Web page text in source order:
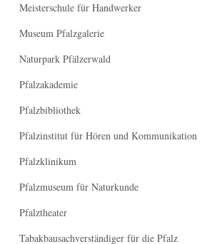
Meisterschule für Handwerker
Museum Pfalzgalerie
Naturpark Pfälzerwald
Pfalzakademie
Pfalzbibliothek
Pfalzinstitut für Hören und Kommunikation
Pfalzklinikum
Pfalzmuseum für Naturkunde
Pfalztheater
Tabakbausachverständiger für die Pfalz